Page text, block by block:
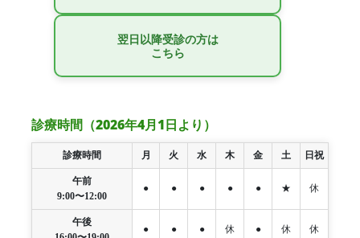
翌日以降受診の方は
こちら
診療時間（2026年4月1日より）
診療時間 月 火 水 木 金 土 日祝
午前
9:00〜12:00
● ● ● ● ● ★ 休
午後
● ● ● 休 ● 休 休